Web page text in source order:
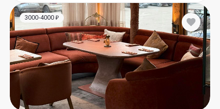
3000-4000 ₽